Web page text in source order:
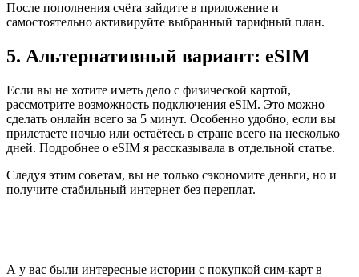
После пополнения счёта зайдите в приложение и
самостоятельно активируйте выбранный тарифный план.
5. Альтернативный вариант: eSIM
Если вы не хотите иметь дело с физической картой,
рассмотрите возможность подключения eSIM. Это можно
сделать онлайн всего за 5 минут. Особенно удобно, если вы
прилетаете ночью или остаётесь в стране всего на несколько
дней. Подробнее о eSIM я рассказывала в отдельной статье.
Следуя этим советам, вы не только сэкономите деньги, но и
получите стабильный интернет без переплат.
А у вас были интересные истории с покупкой сим-карт в